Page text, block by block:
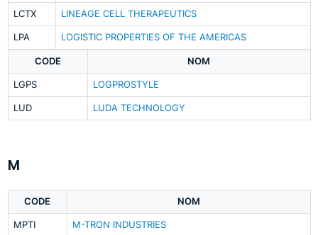
LCTX LINEAGE CELL THERAPEUTICS
LPA LOGISTIC PROPERTIES OF THE AMERICAS
CODE NOM
LGPS LOGPROSTYLE
LUD LUDA TECHNOLOGY
M
CODE NOM
MPTI M-TRON INDUSTRIES